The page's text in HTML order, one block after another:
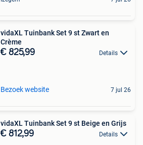
vidaXL Tuinbank Set 9 st Zwart en
Crème
€ 825,99 Details
Bezoek website 7 jul 26
vidaXL Tuinbank Set 9 st Beige en Grijs
€ 812,99 Details